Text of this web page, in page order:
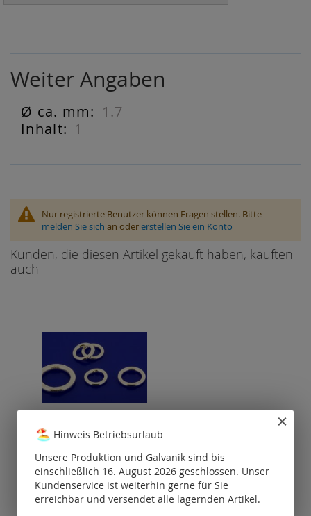
Weiter Angaben
Weiter
Angaben
1.7
1
Nur registrierte Benutzer können Fragen stellen. Bitte
melden Sie sich an odererstellen Sie ein Konto
Kunden, die diesen Artikel gekauft haben, kauften
auch
Binderinge geschlossen /
925 Silber
Preise nur für
registrierte
Kunden
Hinweis Betriebsurlaub
Unsere Produktion und Galvanik sind bis
einschließlich 16. August 2026 geschlossen. Unser
Kundenservice ist weiterhin gerne für Sie
erreichbar und versendet alle lagernden Artikel.